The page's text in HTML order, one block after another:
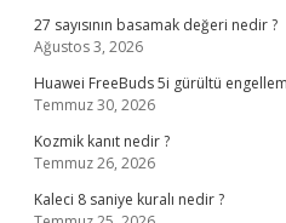
27 sayısının basamak değeri nedir ?
Ağustos 3, 2026
Huawei FreeBuds 5i gürültü
Temmuz 30, 2026
Kozmik kanıt nedir ?
Temmuz 26, 2026
Kaleci 8 saniye kuralı nedir ?